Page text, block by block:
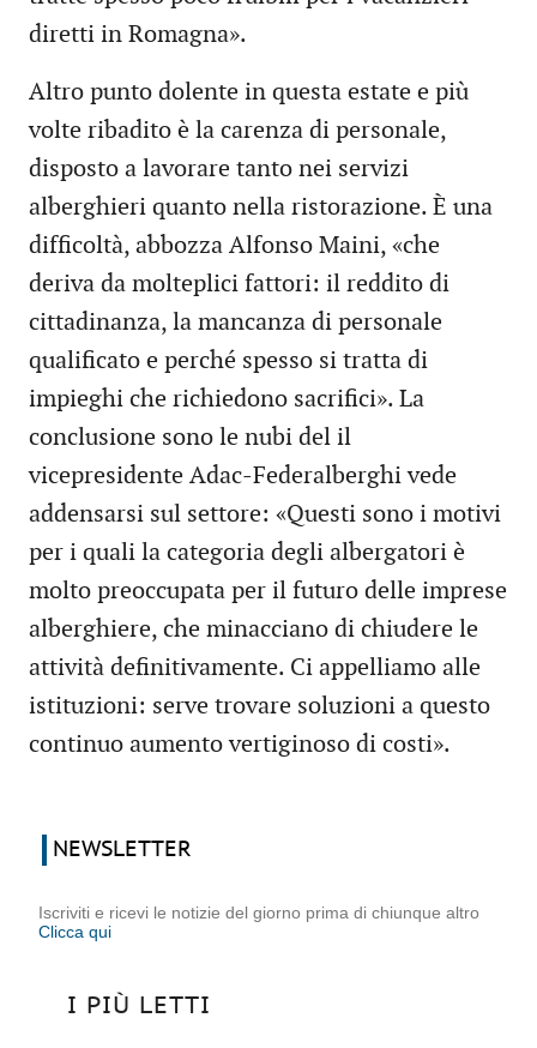
diretti in Romagna».
Altro punto dolente in questa estate e più
volte ribadito è la carenza di personale,
disposto a lavorare tanto nei servizi
alberghieri quanto nella ristorazione. È una
difficoltà, abbozza Alfonso Maini, «che
deriva da molteplici fattori: il reddito di
cittadinanza, la mancanza di personale
qualificato e perché spesso si tratta di
impieghi che richiedono sacrifici». La
conclusione sono le nubi del il
vicepresidente Adac-Federalberghi vede
addensarsi sul settore: «Questi sono i motivi
per i quali la categoria degli albergatori è
molto preoccupata per il futuro delle imprese
alberghiere, che minacciano di chiudere le
attività definitivamente. Ci appelliamo alle
istituzioni: serve trovare soluzioni a questo
continuo aumento vertiginoso di costi».
NEWSLETTER
Iscriviti e ricevi le notizie del giorno prima di chiunque altro
Clicca qui
I PIÙ LETTI